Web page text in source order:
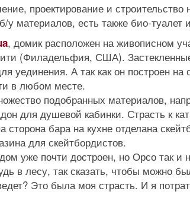
проектирование и
у материалов, есть также био-туалет
, домик расположен на живописном
(Филадельфия, США).
уединения. А так как он построен
в любом месте.
подобранных материалов,
для душевой кабинки. Страсть к
бара на кухне отделана
для скейтбордистов.
уже почти достроен, но Орсо так и
в лесу, так сказать, чтобы можно
Это была моя страсть. И я